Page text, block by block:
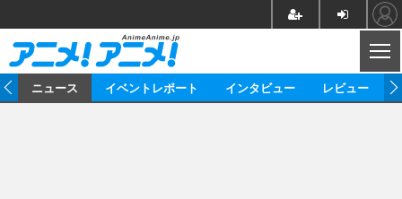
ニュース イベントレポート インタビュー レビュー